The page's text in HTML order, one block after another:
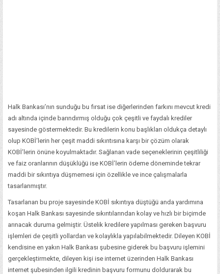
Halk Bankası’nın sunduğu bu fırsat ise diğerlerinden farkını mevcut kredi
adı altında içinde barındırmış olduğu çok çeşitli ve faydalı krediler
sayesinde göstermektedir. Bu kredilerin konu başlıkları oldukça detaylı
olup KOBİ’lerin her çeşit maddi sıkıntısına karşı bir çözüm olarak
KOBİ’lerin önüne koyulmaktadır. Sağlanan vade seçeneklerinin çeşitliliği
ve faiz oranlarının düşüklüğü ise KOBİ’lerin ödeme döneminde tekrar
maddi bir sıkıntıya düşmemesi için özellikle ve ince çalışmalarla
tasarlanmıştır.
Tasarlanan bu proje sayesinde KOBİ sıkıntıya düştüğü anda yardımına
koşan Halk Bankası sayesinde sıkıntılarından kolay ve hızlı bir biçimde
arınacak duruma gelmiştir. Üstelik kredilere yapılması gereken başvuru
işlemleri de çeşitli yollardan ve kolaylıkla yapılabilmektedir. Dileyen KOBİ
kendisine en yakın Halk Bankası şubesine giderek bu başvuru işlemini
gerçekleştirmekte, dileyen kişi ise internet üzerinden Halk Bankası
internet şubesinden ilgili kredinin başvuru formunu doldurarak bu